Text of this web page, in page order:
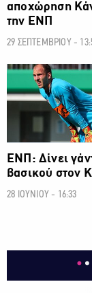
αποχώρηση
την ΕΝΠ
29 ΣΕΠΤΕΜΒΡΙΟΥ -
ΕΝΠ: Δίνει
βασικού στον
28 ΙΟΥΝΙΟΥ - 16:33